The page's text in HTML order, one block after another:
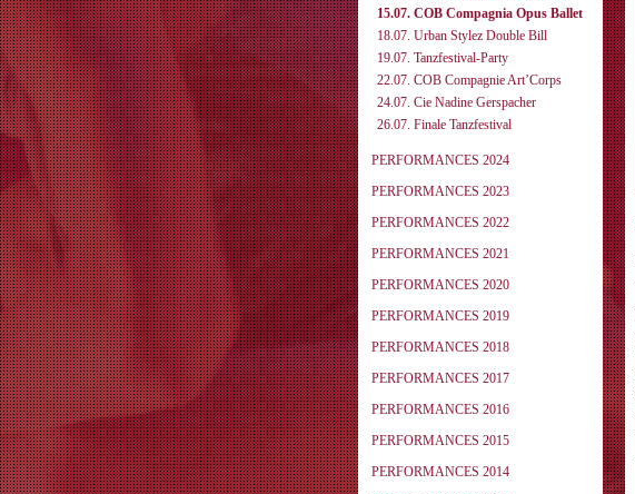
15.07. COB Compagnia Opus Ballet
18.07. Urban Stylez Double Bill
19.07. Tanzfestival-Party
22.07. COB Compagnie Art’Corps
24.07. Cie Nadine Gerspacher
26.07. Finale Tanzfestival
PERFORMANCES 2024
PERFORMANCES 2023
PERFORMANCES 2022
PERFORMANCES 2021
PERFORMANCES 2020
PERFORMANCES 2019
PERFORMANCES 2018
PERFORMANCES 2017
PERFORMANCES 2016
PERFORMANCES 2015
PERFORMANCES 2014